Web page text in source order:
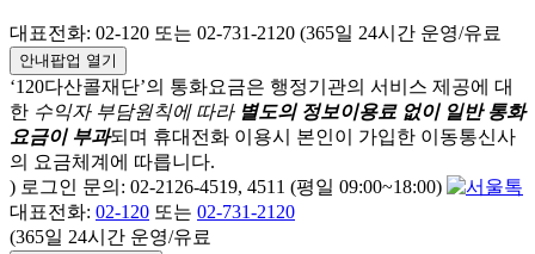
대표전화: 02-120 또는 02-731-2120 (365일 24시간 운영/유료
안내팝업 열기
‘120다산콜재단’의 통화요금은 행정기관의 서비스 제공에 대
한 수익자 부담원칙에 따라 별도의 정보이용료 없이 일반 통화
요금이 부과되며 휴대전화 이용시 본인이 가입한 이동통신사
의 요금체계에 따릅니다.
) 로그인 문의: 02-2126-4519, 4511 (평일 09:00~18:00)
대표전화: 02-120 또는 02-731-2120
(365일 24시간 운영/유료